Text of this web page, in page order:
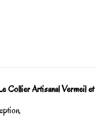
Collier Artisanal Vermeil